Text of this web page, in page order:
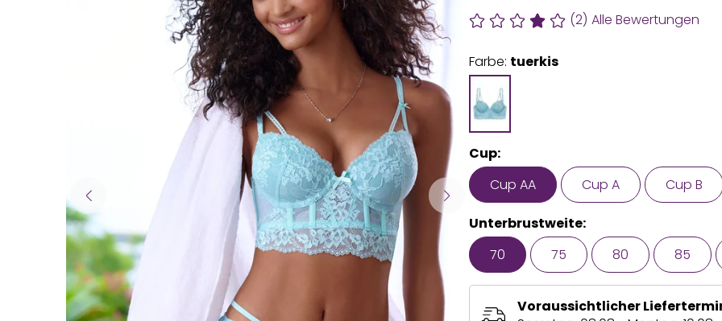
(2) Alle Bewertungen
Farbe: tuerkis
Cup:
Cup AA
Cup A Cup B
Unterbrustweite:
70
75 80 85
Voraussichtlicher